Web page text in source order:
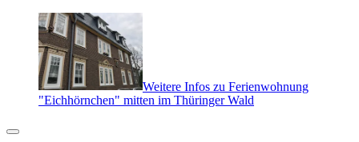
Weitere Infos zu Ferienwohnung
"Eichhörnchen" mitten im Thüringer Wald